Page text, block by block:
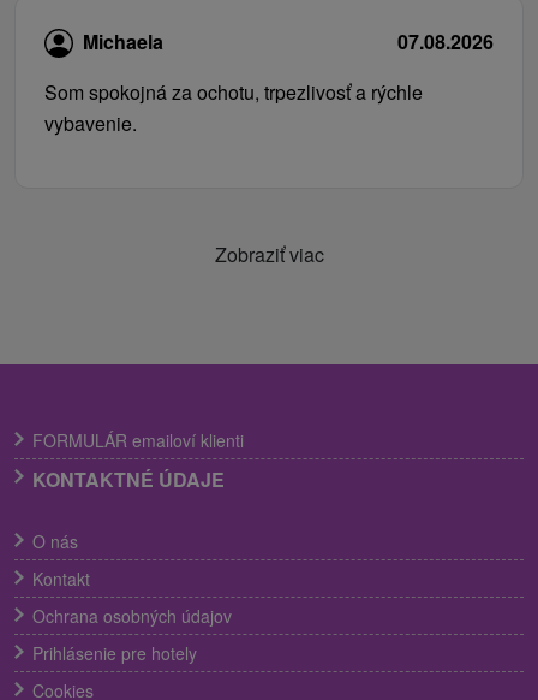
Michaela
07.08.2026
Som spokojná za ochotu, trpezlivosť a rýchle
vybavenie.
Zobraziť viac
FORMULÁR emailoví klienti
KONTAKTNÉ ÚDAJE
O nás
Kontakt
Ochrana osobných údajov
Prihlásenie pre hotely
Cookies